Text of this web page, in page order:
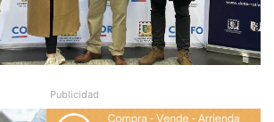
Publicidad